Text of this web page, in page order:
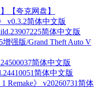
【夸克网盘】
v0.3.2简体中文版
简体中文版
强版/Grand Theft Auto V
简体中文版
简体中文版
Remake》 v20260731简体